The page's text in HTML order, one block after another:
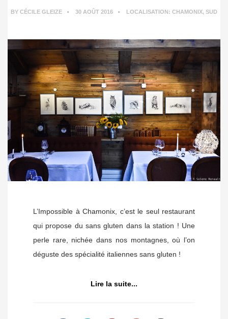
BY CÉCILE GLEIZE 30 AOÛT 2016 LOCALISATION: CHAMONIX, SUD
L’Impossible à Chamonix, c’est le seul restaurant
qui propose du sans gluten dans la station ! Une
perle rare, nichée dans nos montagnes, où l’on
déguste des spécialité italiennes sans gluten !
Lire la suite...